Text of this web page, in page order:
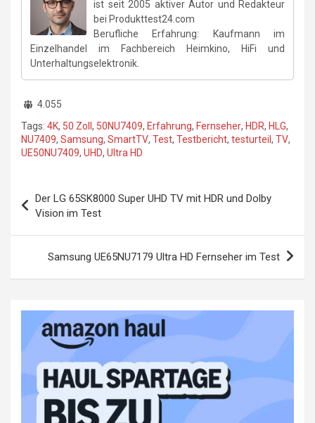
ist seit 2005 aktiver Autor und Redakteur
bei Produkttest24.com
Berufliche Erfahrung: Kaufmann im
Einzelhandel im Fachbereich Heimkino, HiFi und
Unterhaltungselektronik.
4.055
Tags: 4K, 50 Zoll, 50NU7409, Erfahrung, Fernseher, HDR, HLG,
NU7409, Samsung, SmartTV, Test, Testbericht, testurteil, TV,
UE50NU7409, UHD, Ultra HD
Der LG 65SK8000 Super UHD TV mit HDR und Dolby
Vision im Test
Samsung UE65NU7179 Ultra HD Fernseher im Test